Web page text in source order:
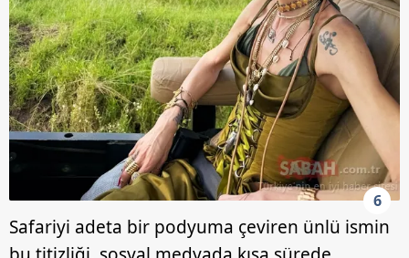
6
Safariyi adeta bir podyuma çeviren ünlü ismin